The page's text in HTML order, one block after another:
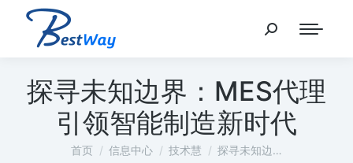
探寻未知边界：MES代理
引领智能制造新时代
您在这里：
首页 信息中心 技术慧 探寻未知边…